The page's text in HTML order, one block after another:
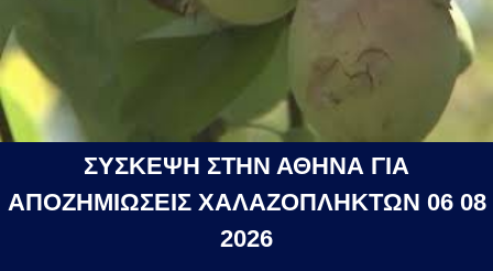
ΣΥΣΚΕΨΗ ΣΤΗΝ ΑΘΗΝΑ ΓΙΑ
ΑΠΟΖΗΜΙΩΣΕΙΣ ΧΑΛΑΖΟΠΛΗΚΤΩΝ 06 08
2026